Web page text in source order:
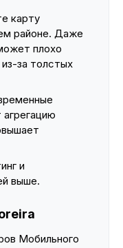
карту
районе. Даже
плохо
за толстых
и
выше.
Мобильного